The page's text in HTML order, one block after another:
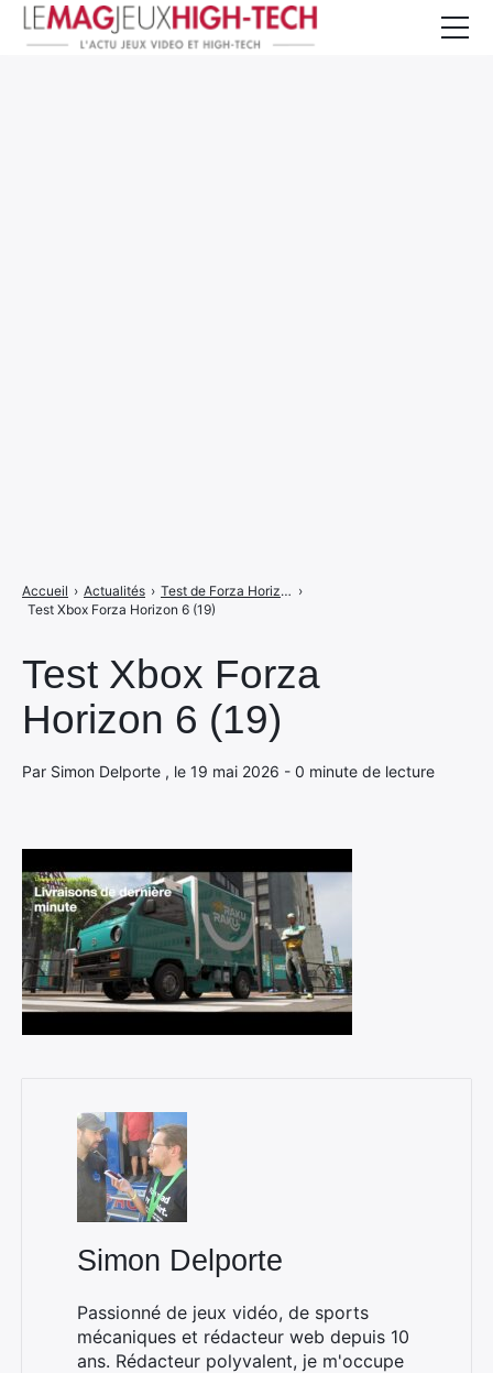
Test Xbox Forza
Horizon 6 (19)
Par Simon Delporte , le 19 mai 2026 - 0 minute de lecture
Accueil › Actualités › Test de Forza Horizon 6 sur Xbox, l'opus le plus décevant de la série ? ›
Test Xbox Forza Horizon 6 (19)
Simon Delporte
Passionné de jeux vidéo, de sports
mécaniques et rédacteur web depuis 10
ans. Rédacteur polyvalent, je m'occupe